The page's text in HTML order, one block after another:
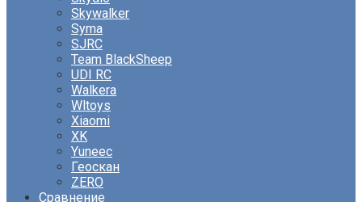
Skywalker
Syma
SJRC
Team BlackSheep
UDI RC
Walkera
Wltoys
Xiaomi
XK
Yuneec
Геоскан
ZERO
Сравнение